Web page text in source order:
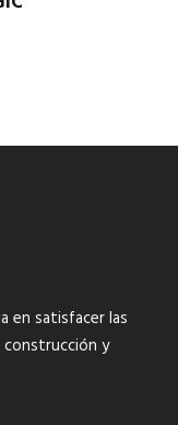
en satisfacer las
construcción y